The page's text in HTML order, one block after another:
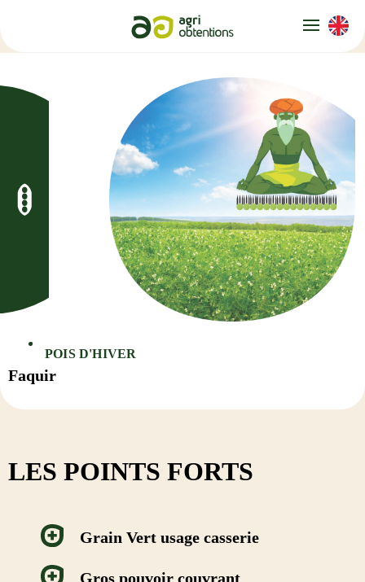
POIS D'HIVER
Faquir
LES POINTS FORTS
Grain Vert usage casserie
Gros pouvoir couvrant